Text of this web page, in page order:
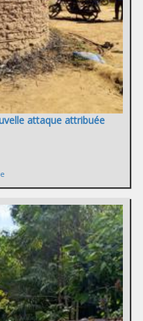
attaque attribuée